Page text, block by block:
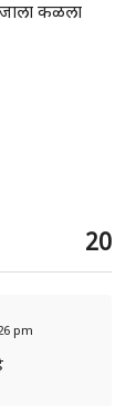
कळला
20
pm